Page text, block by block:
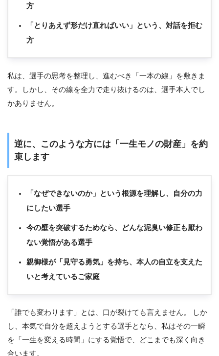
方
「とりあえず形だけ直ればいい」という、対話を拒む
方
私は、選手の思考を整理し、進むべき「一本の線」を敷きま
す。しかし、その線を全力で走り抜けるのは、選手本人でし
かありません。
逆に、このような方には「一生モノの財産」を約
束します
「なぜできないのか」という根源を理解し、自分の力
にしたい選手
今の壁を突破するためなら、どんな泥臭い修正も厭わ
ない覚悟がある選手
親御様が「見守る勇気」を持ち、本人の自立を支えた
いと考えているご家庭
「誰でも変わります」とは、口が裂けても言えません。 しか
し、本気で自分を超えようとする選手となら、私はその一瞬
を「一生を変える時間」にする覚悟で、どこまでも深く向き
合います。